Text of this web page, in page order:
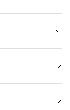
яркой
заметок,